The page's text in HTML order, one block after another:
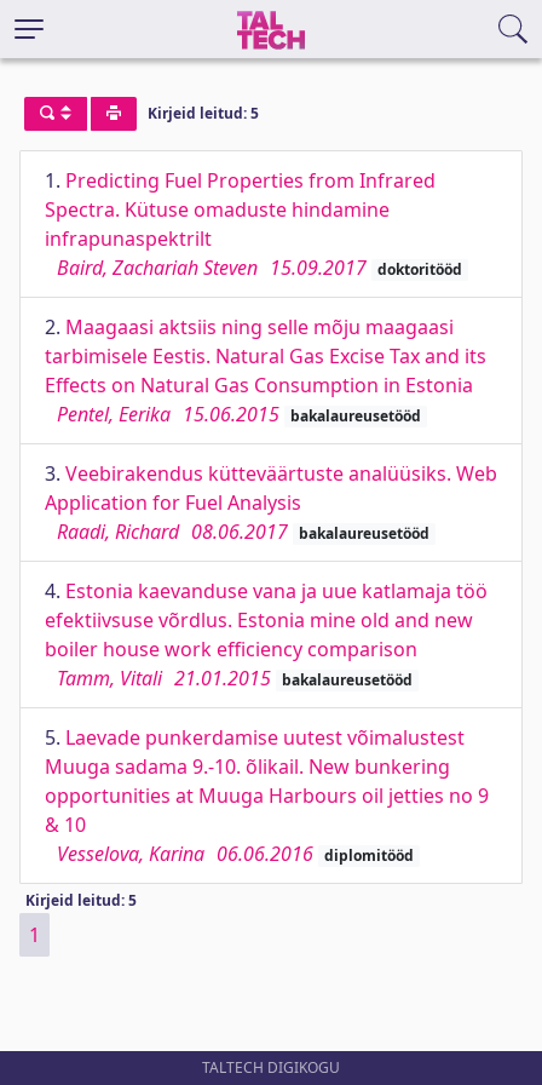
Kirjeid leitud: 5
1. Predicting Fuel Properties from Infrared
Spectra. Kütuse omaduste hindamine
infrapunaspektrilt
Baird, Zachariah Steven 15.09.2017 doktoritööd
2. Maagaasi aktsiis ning selle mõju maagaasi
tarbimisele Eestis. Natural Gas Excise Tax and its
Effects on Natural Gas Consumption in Estonia
Pentel, Eerika 15.06.2015 bakalaureusetööd
3. Veebirakendus kütteväärtuste analüüsiks. Web
Application for Fuel Analysis
Raadi, Richard 08.06.2017 bakalaureusetööd
4. Estonia kaevanduse vana ja uue katlamaja töö
efektiivsuse võrdlus. Estonia mine old and new
boiler house work efficiency comparison
Tamm, Vitali 21.01.2015 bakalaureusetööd
5. Laevade punkerdamise uutest võimalustest
Muuga sadama 9.-10. õlikail. New bunkering
opportunities at Muuga Harbours oil jetties no 9
& 10
Vesselova, Karina 06.06.2016 diplomitööd
Kirjeid leitud: 5
1
TALTECH DIGIKOGU